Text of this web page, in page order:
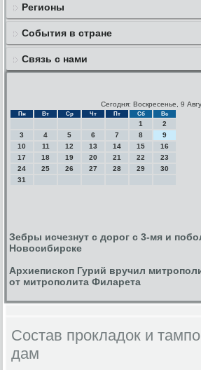
Регионы
События в стране
Связь с нами
Сегодня: Воскресенье, 9
Пн Вт Ср Чт Пт Сб Вс
1
2
3
4 5 6 7 8
9
10
11 12 13 14 15
16
17
18 19 20 21 22
23
24
25 26 27 28 29
30
31
Зебры исчезнут с дорог с 3-мя и
Новосибирске
Архиепископ Гурий вручил
от митрополита Филарета
Состав прокладок и
дам